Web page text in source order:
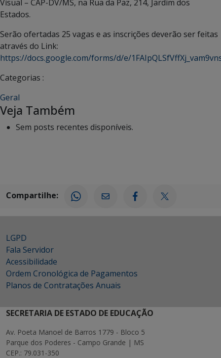
Visual – CAP-DV/MS, na Rua da Paz, 214, Jardim dos
Estados.
Serão ofertadas 25 vagas e as inscrições deverão ser feitas
através do Link:
https://docs.google.com/forms/d/e/
Categorias :
Geral
Veja Também
Sem posts recentes disponíveis.
Compartilhe:
LGPD
Fala Servidor
Acessibilidade
Ordem Cronológica de Pagamentos
Planos de Contratações Anuais
SECRETARIA DE ESTADO DE EDUCAÇÃO
Av. Poeta Manoel de Barros 1779 - Bloco 5
Parque dos Poderes - Campo Grande | MS
CEP.: 79.031-350